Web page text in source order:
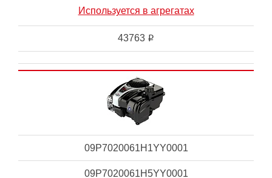
Используется в агрегатах
43763 i
09P7020061H1YY0001
09P7020061H5YY0001